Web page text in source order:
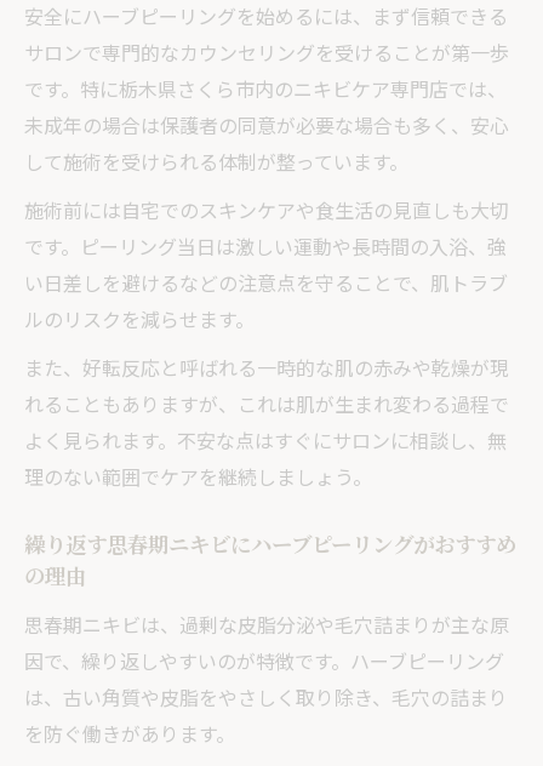
安全にハーブピーリングを始めるには、まず信頼できる
サロンで専門的なカウンセリングを受けることが第一歩
です。特に栃木県さくら市内のニキビケア専門店では、
未成年の場合は保護者の同意が必要な場合も多く、安心
して施術を受けられる体制が整っています。
施術前には自宅でのスキンケアや食生活の見直しも大切
です。ピーリング当日は激しい運動や長時間の入浴、強
い日差しを避けるなどの注意点を守ることで、肌トラブ
ルのリスクを減らせます。
また、好転反応と呼ばれる一時的な肌の赤みや乾燥が現
れることもありますが、これは肌が生まれ変わる過程で
よく見られます。不安な点はすぐにサロンに相談し、無
理のない範囲でケアを継続しましょう。
繰り返す思春期ニキビにハーブピーリングがおすすめ
の理由
思春期ニキビは、過剰な皮脂分泌や毛穴詰まりが主な原
因で、繰り返しやすいのが特徴です。ハーブピーリング
は、古い角質や皮脂をやさしく取り除き、毛穴の詰まり
を防ぐ働きがあります。